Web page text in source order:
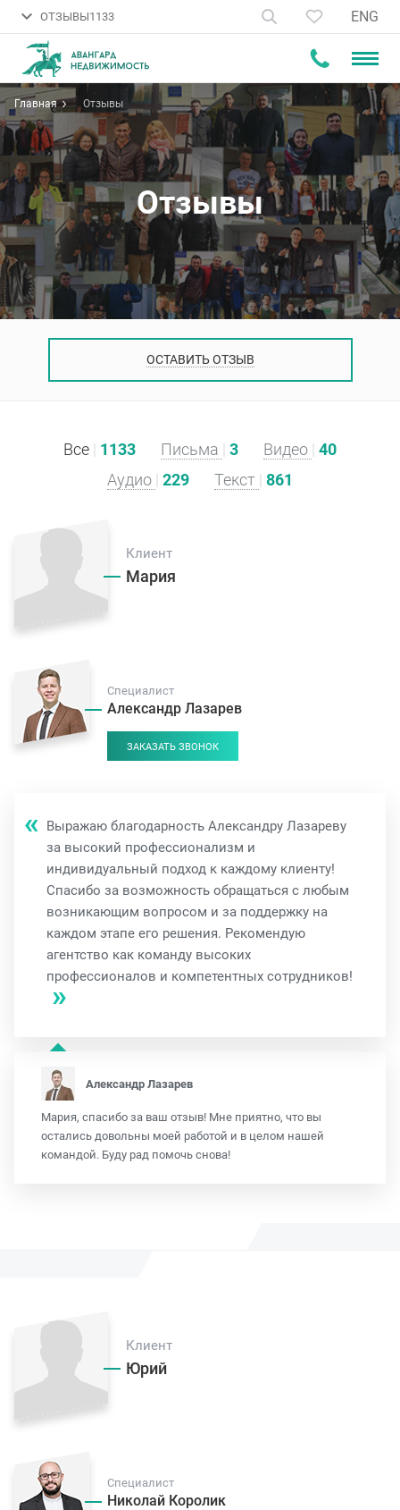
ОТЗЫВЫ1133 ENG
Главная Отзывы
Отзывы
ОСТАВИТЬ ОТЗЫВ
Все 1133 Письма 3 Видео 40
Аудио 229 Текст 861
Клиент
Мария
Специалист
Александр Лазарев
ЗАКАЗАТЬ ЗВОНОК
Выражаю благодарность Александру Лазареву
за высокий профессионализм и
индивидуальный подход к каждому клиенту!
Спасибо за возможность обращаться с любым
возникающим вопросом и за поддержку на
каждом этапе его решения. Рекомендую
агентство как команду высоких
профессионалов и компетентных сотрудников!
Александр Лазарев
Мария, спасибо за ваш отзыв! Мне приятно, что вы
остались довольны моей работой и в целом нашей
командой. Буду рад помочь снова!
Клиент
Юрий
Специалист
Николай Королик